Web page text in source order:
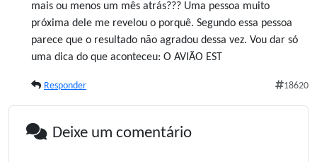
mais ou menos um mês atrás??? Uma pessoa muito
próxima dele me revelou o porquê. Segundo essa pessoa
parece que o resultado não agradou dessa vez. Vou dar só
uma dica do que aconteceu: O AVIÃO EST
Responder 18620
Deixe um comentário